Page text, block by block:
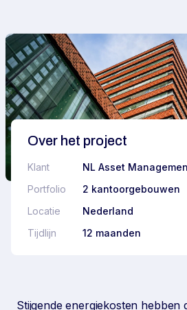
Over het project
Klant
NL Asset
Portfolio
2 kantoorgebouwen
Locatie
Nederland
Tijdlijn
12 maanden
Stijgende energiekosten hebben